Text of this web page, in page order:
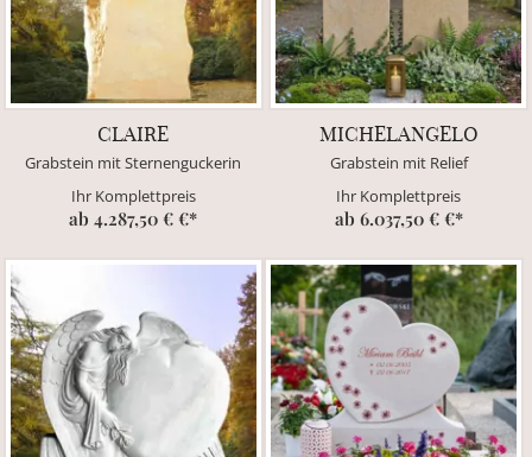
CLAIRE
Grabstein mit Sternenguckerin
Ihr Komplettpreis
ab 4.287,50 € €*
MICHELANGELO
Grabstein mit Relief
Ihr Komplettpreis
ab 6.037,50 € €*